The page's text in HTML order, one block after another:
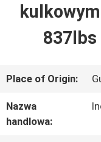
FILMY
837lbs
Place of Origin:
Nazwa
handlowa: